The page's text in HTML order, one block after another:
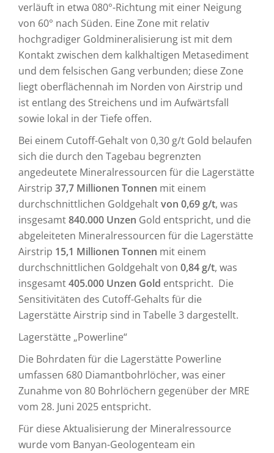
verläuft in etwa 080°-Richtung mit einer Neigung
von 60° nach Süden. Eine Zone mit relativ
hochgradiger Goldmineralisierung ist mit dem
Kontakt zwischen dem kalkhaltigen Metasediment
und dem felsischen Gang verbunden; diese Zone
liegt oberflächennah im Norden von Airstrip und
ist entlang des Streichens und im Aufwärtsfall
sowie lokal in der Tiefe offen.
Bei einem Cutoff-Gehalt von 0,30 g/t Gold belaufen
sich die durch den Tagebau begrenzten
angedeutete Mineralressourcen für die Lagerstätte
Airstrip 37,7 Millionen Tonnen mit einem
durchschnittlichen Goldgehaltvon 0,69 g/t, was
insgesamt840.000 Unzen Gold entspricht, und die
abgeleiteten Mineralressourcen für die Lagerstätte
Airstrip 15,1 Millionen Tonnen mit einem
durchschnittlichen Goldgehalt von 0,84 g/t, was
insgesamt405.000 Unzen Gold entspricht. Die
Sensitivitäten des Cutoff-Gehalts für die
Lagerstätte Airstrip sind in Tabelle 3 dargestellt.
Lagerstätte „Powerline“
Die Bohrdaten für die Lagerstätte Powerline
umfassen 680 Diamantbohrlöcher, was einer
Zunahme von 80 Bohrlöchern gegenüber der MRE
vom 28. Juni 2025 entspricht.
Für diese Aktualisierung der Mineralressource
wurde vom Banyan-Geologenteam ein